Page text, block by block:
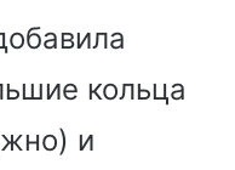
кольца
и